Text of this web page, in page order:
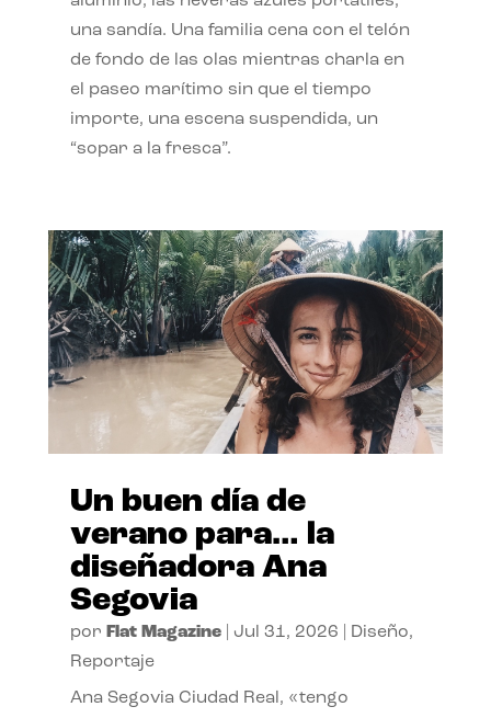
una sandía. Una familia cena con el telón
de fondo de las olas mientras charla en
el paseo marítimo sin que el tiempo
importe, una escena suspendida, un
“sopar a la fresca”.
Un buen día de
verano para… la
diseñadora Ana
Segovia
por Flat Magazine| Jul 31, 2026 Diseño,
Reportaje
Ana Segovia Ciudad Real, «tengo